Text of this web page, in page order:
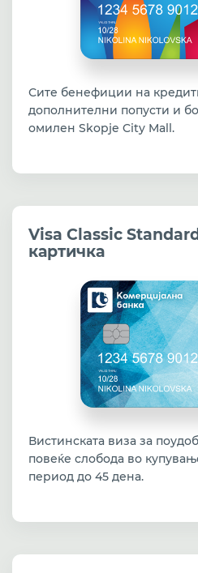
Сите бенефиции на
дополнителни попусти и
омилен Skopje City Mall.
Visa Classic
картичка
Вистинската виза за
повеќе слобода во
период до 45 дена.